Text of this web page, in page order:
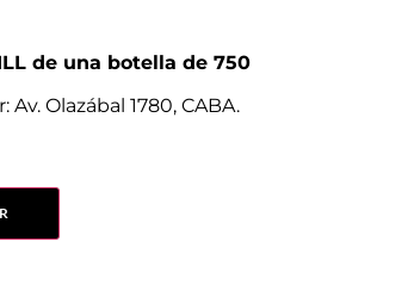
de una botella de 750
Olazábal 1780, CABA.